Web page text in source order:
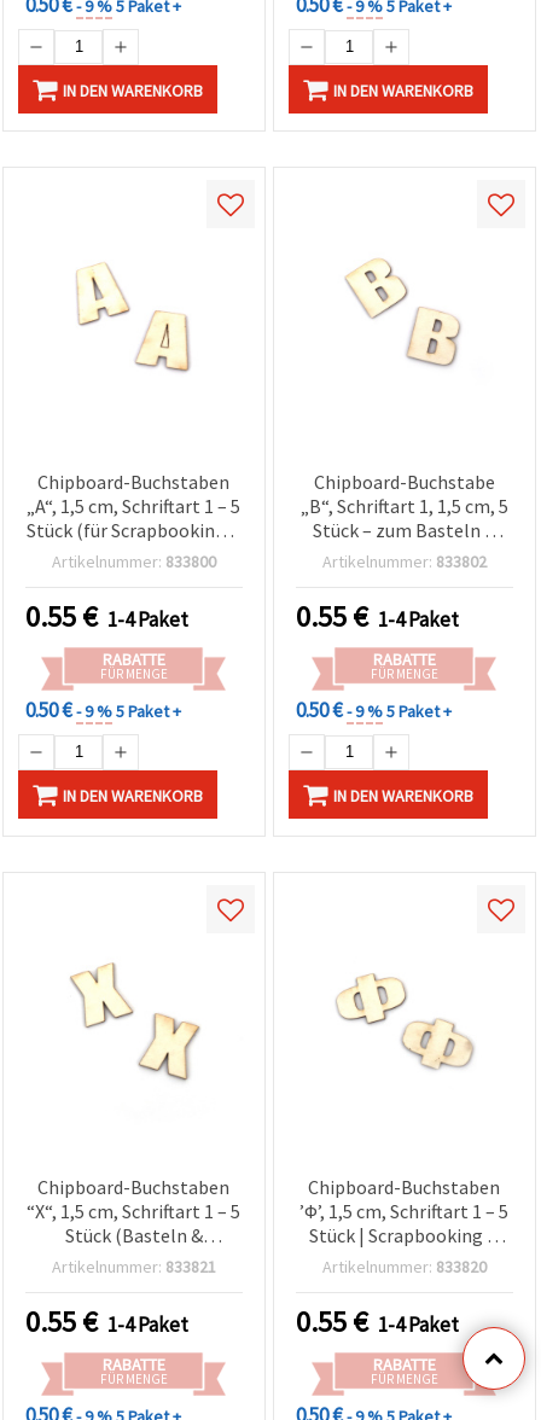
- 9 %5 Paket +
IN DEN WARENKORB
- 9 %5 Paket +
IN DEN WARENKORB
Chipboard-Buchstaben
„A“, 1,5 cm, Schriftart 1 – 5
Stück (für Scrapbooking &
Basteln)
Artikelnummer: 833800
0.55€ 1-4 Paket
RABATTE
FÜR MENGE
0.50 €- 9 %5 Paket +
IN DEN WARENKORB
Chipboard-Buchstabe
„B“, Schriftart 1, 1,5 cm, 5
Stück – zum Basteln &
Scrapbooking
Artikelnummer: 833802
0.55€ 1-4 Paket
RABATTE
FÜR MENGE
0.50 €- 9 %5 Paket +
IN DEN WARENKORB
Chipboard-Buchstaben
“X“, 1,5 cm, Schriftart 1 – 5
Stück (Basteln &
Scrapbooking)
Artikelnummer: 833821
0.55€ 1-4 Paket
RABATTE
FÜR MENGE
0.50 €
Chipboard-Buchstaben
’Ф’, 1,5 cm, Schriftart 1 – 5
Stück | Scrapbooking &
Basteln
Artikelnummer: 833820
0.55€ 1-4 Paket
RABATTE
FÜR MENGE
0.50 €